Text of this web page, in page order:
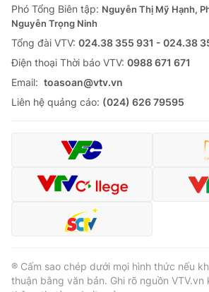
Thị trường
Tư vấn
Lịch phát sóng
Chuyên mục khác
Emagazine Podcast
Video Shorts
VTV Money
VTV Sức khoẻ Bất động
Phó Tổng Biên tập: Nguyễn Thị Mỹ Hạnh,
Nguyễn Trọng Ninh
Tổng đài VTV: 024.38 355 931 - 024.38
Ðiện thoại Thời báo VTV: 0988 671 671
Email: toasoan@vtv.vn
Liên hệ quảng cáo: (024) 626 79595
® Cấm sao chép dưới mọi hình thức nếu
thuận bằng văn bản. Ghi rõ nguồn VTV.vn